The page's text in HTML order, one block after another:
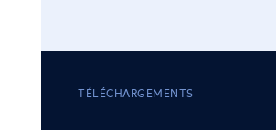
TÉLÉCHARGEMENTS